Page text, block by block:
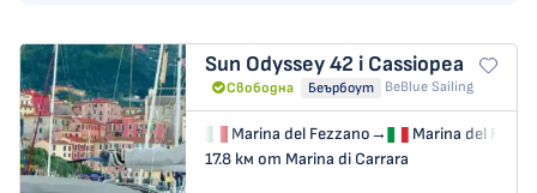
Sun Odyssey 42 i Cassiopea
Свободна Беърбоут BeBlue Sailing
Marina del Fezzano→
Marina del
17.8 км от Marina di Carrara